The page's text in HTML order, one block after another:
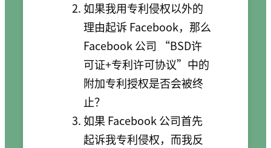
如果我用专利侵权以外的
理由起诉 Facebook，那么
Facebook 公司 “BSD许
可证+专利许可协议”中的
附加专利授权是否会被终
止？
如果 Facebook 公司首先
起诉我专利侵权，而我反